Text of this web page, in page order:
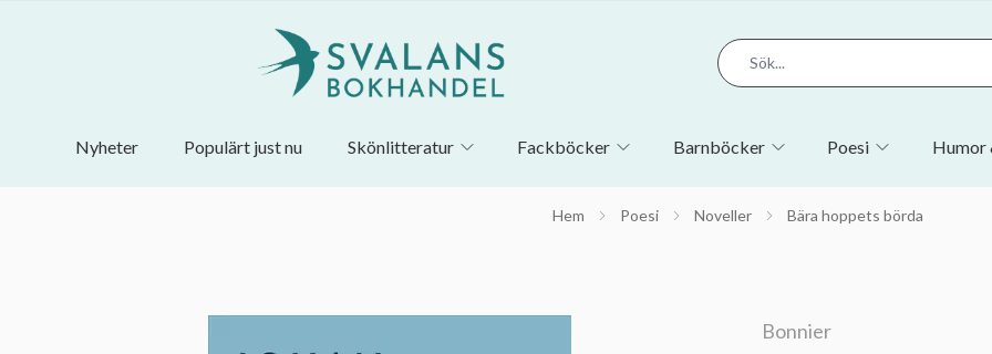
Nyheter Populärt just nu Skönlitteratur Fackböcker Barnböcker Poesi Humor
Hem Poesi Noveller Bära hoppets börda
Bonnier